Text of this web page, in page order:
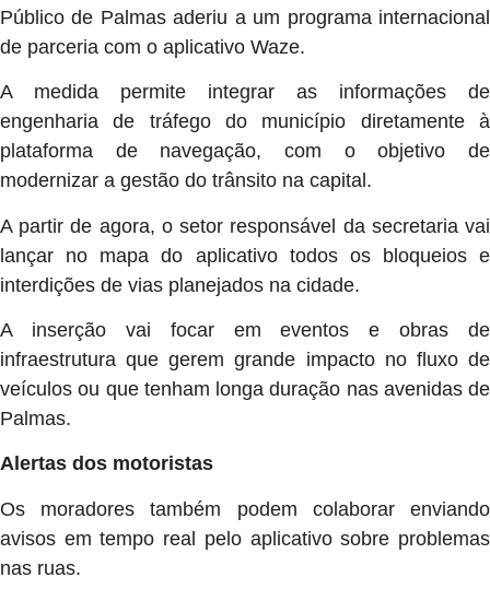
Público de Palmas aderiu a um programa internacional
de parceria com o aplicativo Waze.
A medida permite integrar as informações de
engenharia de tráfego do município diretamente à
plataforma de navegação, com o objetivo de
modernizar a gestão do trânsito na capital.
A partir de agora, o setor responsável da secretaria vai
lançar no mapa do aplicativo todos os bloqueios e
interdições de vias planejados na cidade.
A inserção vai focar em eventos e obras de
infraestrutura que gerem grande impacto no fluxo de
veículos ou que tenham longa duração nas avenidas de
Palmas.
Alertas dos motoristas
Os moradores também podem colaborar enviando
avisos em tempo real pelo aplicativo sobre problemas
nas ruas.